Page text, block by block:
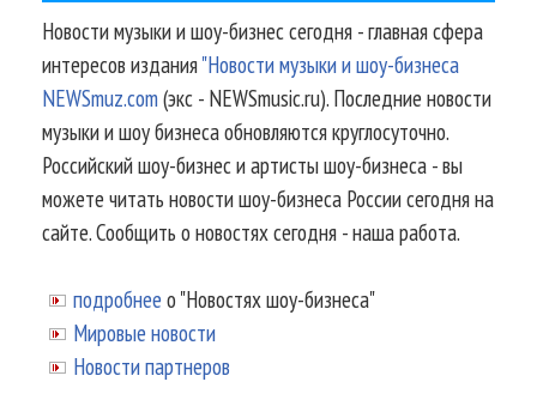
Новости музыки и шоу-бизнес сегодня - главная сфера
интересов издания"Новости музыки и шоу-бизнеса
NEWSmuz.com(экс - NEWSmusic.ru). Последние новости
музыки и шоу бизнеса обновляются круглосуточно.
Российский шоу-бизнес и артисты шоу-бизнеса - вы
можете читать новости шоу-бизнеса России сегодня на
сайте. Сообщить о новостях сегодня - наша работа.
подробнее о "Новостях шоу-бизнеса"
Мировые новости
Новости партнеров